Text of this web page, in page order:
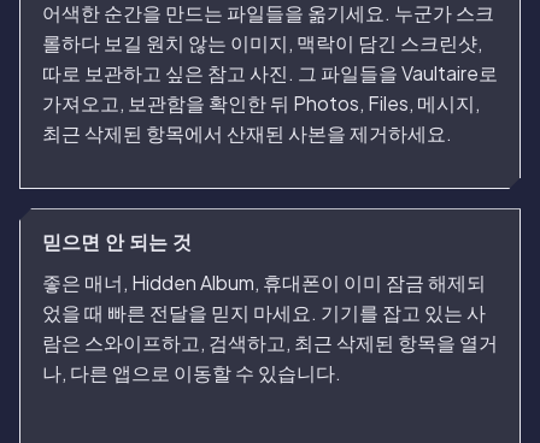
어색한 순간을 만드는 파일들을 옮기세요. 누군가 스크
롤하다 보길 원치 않는 이미지, 맥락이 담긴 스크린샷,
따로 보관하고 싶은 참고 사진. 그 파일들을 Vaultaire로
가져오고, 보관함을 확인한 뒤 Photos, Files, 메시지,
최근 삭제된 항목에서 산재된 사본을 제거하세요.
믿으면 안 되는 것
좋은 매너, Hidden Album, 휴대폰이 이미 잠금 해제되
었을 때 빠른 전달을 믿지 마세요. 기기를 잡고 있는 사
람은 스와이프하고, 검색하고, 최근 삭제된 항목을 열거
나, 다른 앱으로 이동할 수 있습니다.